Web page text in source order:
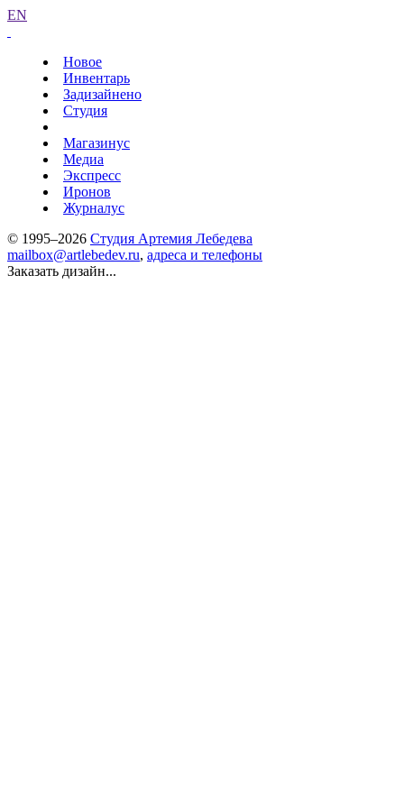
EN
Новое
Инвентарь
Задизайнено
Студия
Магазинус
Медиа
Экспресс
Иронов
Журналус
© 1995–2026 Студия Артемия Лебедева
mailbox@artlebedev.ru, адреса и телефоны
Заказать дизайн...